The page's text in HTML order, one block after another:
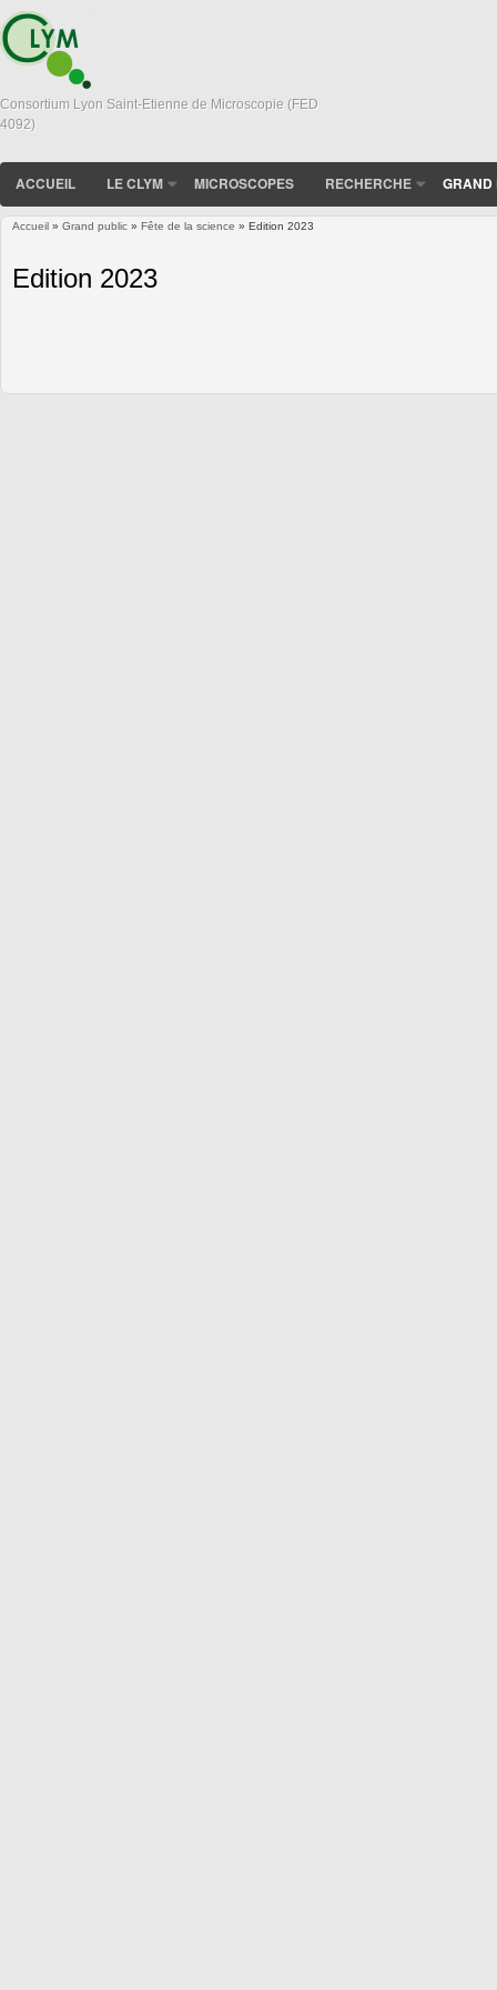
Consortium Lyon Saint-Etienne de Microscopie (FED
4092)
ACCUEIL LE CLYM MICROSCOPES RECHERCHE GRAND
Accueil » Grand public » Fête de la science » Edition 2023
Edition 2023